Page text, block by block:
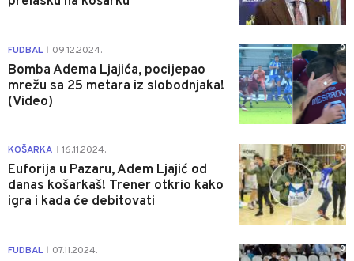
FUDBAL 09.12.2024.
Bomba Adema Ljajića, pocijepao
mrežu sa 25 metara iz slobodnjaka!
(Video)
0
KOŠARKA 16.11.2024.
Euforija u Pazaru, Adem Ljajić od
danas košarkaš! Trener otkrio kako
igra i kada će debitovati
0
FUDBAL 07.11.2024. 0